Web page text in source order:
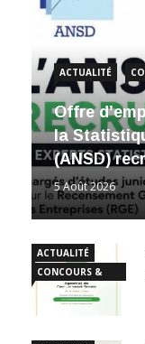
ACTUALITÉ
Offre
la
(ANSD)
5 Août 2026
ACTUALITÉ
CONCOURS &
EMPLOI